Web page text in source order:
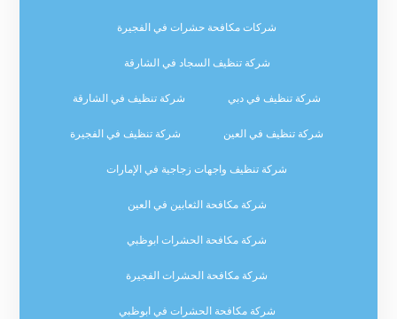
شركات مكافحة حشرات في الفجيرة
شركة تنظيف السجاد في الشارقة
شركة تنظيف في دبي شركة تنظيف في الشارقة
شركة تنظيف في العين شركة تنظيف في الفجيرة
شركة تنظيف واجهات زجاجية في الإمارات
شركة مكافحة الثعابين في العين
شركة مكافحة الحشرات ابوظبي
شركة مكافحة الحشرات الفجيرة
شركة مكافحة الحشرات في ابوظبي